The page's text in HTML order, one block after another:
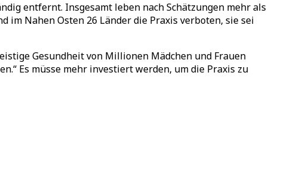
entfernt. Insgesamt leben nach Schätzungen mehr als
Nahen Osten 26 Länder die Praxis verboten, sie sei
Gesundheit von Millionen Mädchen und Frauen
Es müsse mehr investiert werden, um die Praxis zu